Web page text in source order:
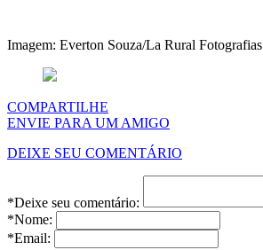
Imagem: Everton Souza/La Rural Fotografias
COMPARTILHE
ENVIE PARA UM AMIGO
DEIXE SEU COMENTÁRIO
*Deixe seu comentário:
*Nome:
*Email: